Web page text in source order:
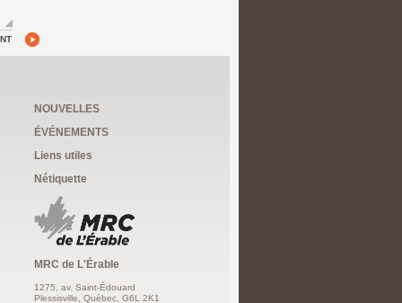
NOUVELLES
ÉVÉNEMENTS
Liens utiles
Nétiquette
MRC de L'Érable
1275, av. Saint-Édouard
Plessisville, Québec, G6L 2K1